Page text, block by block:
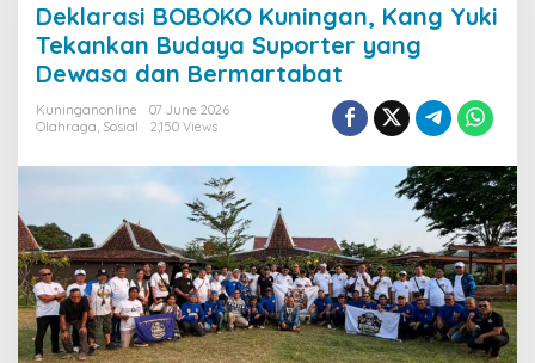
Kuningan,
Kang
Yuki
Tekankan
Budaya
Suporter
Dewasa
Deklarasi BOBOKO Kuningan, Kang Yuki
Tekankan Budaya Suporter yang
Dewasa dan Bermartabat
Kuninganonline
07 June 2026
Olahraga, Sosial 2,150 Views